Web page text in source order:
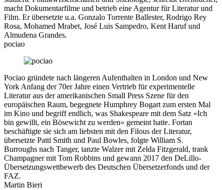
macht Dokumentarfilme und betrieb eine Agentur für Literatur und
Film. Er übersetzte u.a. Gonzalo Torrente Ballester, Rodrigo Rey
Rosa, Mohamed Mrabet, José Luis Sampedro, Kent Haruf und
Almudena Grandes.
pociao
Pociao gründete nach längeren Aufenthalten in London und New
York Anfang der 70er Jahre einen Vertrieb für experimentelle
Literatur aus der amerikanischen Small Press Szene für den
europäischen Raum, begegnete Humphrey Bogart zum ersten Mal
im Kino und begriff endlich, was Shakespeare mit dem Satz «Ich
bin gewillt, ein Bösewicht zu werden» gemeint hatte. Fortan
beschäftigte sie sich am liebsten mit den Filous der Literatur,
übersetzte Patti Smith und Paul Bowles, folgte William S.
Burroughs nach Tanger, tanzte Walzer mit Zelda Fitzgerald, trank
Champagner mit Tom Robbins und gewann 2017 den DeLillo-
Übersetzungswettbewerb des Deutschen Übersetzerfonds und der
FAZ.
Martin Bieri